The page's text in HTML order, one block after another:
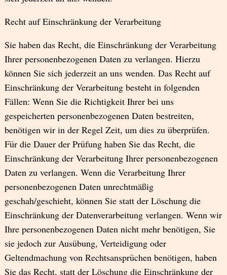
Recht auf Einschränkung der Verarbeitung
Sie haben das Recht, die Einschränkung der Verarbeitung
Ihrer personenbezogenen Daten zu verlangen. Hierzu
können Sie sich jederzeit an uns wenden. Das Recht auf
Einschränkung der Verarbeitung besteht in folgenden
Fällen: Wenn Sie die Richtigkeit Ihrer bei uns
gespeicherten personenbezogenen Daten bestreiten,
benötigen wir in der Regel Zeit, um dies zu überprüfen.
Für die Dauer der Prüfung haben Sie das Recht, die
Einschränkung der Verarbeitung Ihrer personenbezogenen
Daten zu verlangen. Wenn die Verarbeitung Ihrer
personenbezogenen Daten unrechtmäßig
geschah/geschieht, können Sie statt der Löschung die
Einschränkung der Datenverarbeitung verlangen. Wenn wir
Ihre personenbezogenen Daten nicht mehr benötigen, Sie
sie jedoch zur Ausübung, Verteidigung oder
Geltendmachung von Rechtsansprüchen benötigen, haben
Sie das Recht, statt der Löschung die Einschränkung der